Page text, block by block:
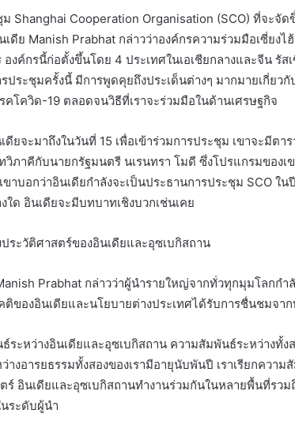
ม Shanghai Cooperation Organisation (SCO) ที่จะจั
เดีย Manish Prabhat กล่าวว่าองค์กรความร่วมมือเซี่ยง
งค์กรนี้ก่อตั้งขึ้นโดย 4 ประเทศในเอเชียกลางและจีน รั
ประชุมครั้งนี้ มีการพูดคุยถึงประเด็นต่างๆ มากมายเกี่ยว
คโควิด-19 ตลอดจนวิธีที่เราจะร่วมมือในด้านเศรษฐกิจ
ดียจะมาถึงในวันที่ 15 เพื่อเข้าร่วมการประชุม เขาจะมีต
วิภาคีกับนายกรัฐมนตรี นเรนทรา โมดี ซึ่งโปรแกรมของเ
ขาบอกว่าอินเดียกำลังจะเป็นประธานการประชุม SCO ใ
ใด อินเดียจะมีบทบาทเชิงบวกเช่นเคย
ระวัติศาสตร์ของอินเดียและอุซเบกิสถาน
Prabhat กล่าวว่าผู้นำรายใหญ่จากทั่วทุกมุมโลกก
ของอินเดียและนโยบายต่างประเทศได้รับการชื่นชมจา
ระหว่างอินเดียและอุซเบกิสถาน ความสัมพันธ์ระหว่างทั้ง
างอารยธรรมทั้งสองของเรามีอายุนับพันปี เราเรียกควา
ร์ อินเดียและอุซเบกิสถานทำงานร่วมกันในหลายพื้นที่รว
ระดับผู้นำ